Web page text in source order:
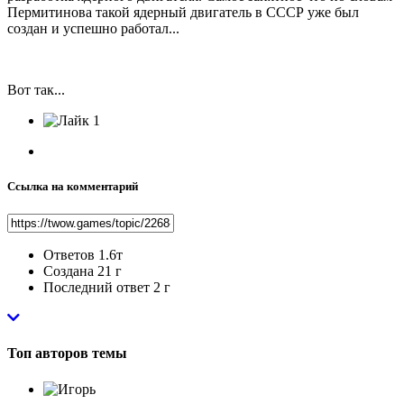
Пермитинова такой ядерный двигатель в СССР уже был
создан и успешно работал...
Вот так...
1
Ссылка на комментарий
Ответов 1.6т
Создана 21 г
Последний ответ 2 г
Топ авторов темы